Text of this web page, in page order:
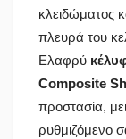
κλειδώματος
πλευρά του
Ελαφρύ
Composite
προστασία,
ρυθμιζόμενο